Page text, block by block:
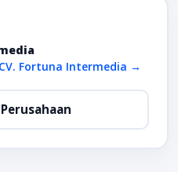
Fortuna Intermedia →